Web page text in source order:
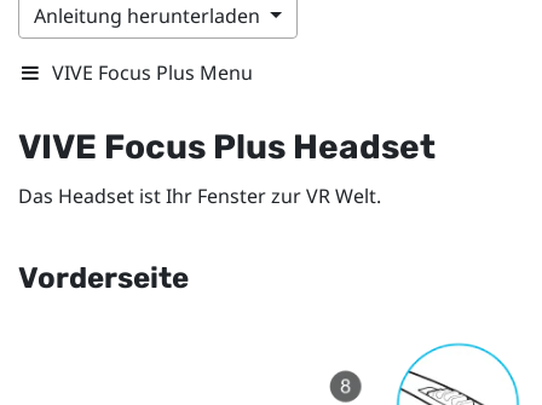
Anleitung herunterladen
VIVE Focus Plus Menu
VIVE Focus Plus Headset
Das Headset ist Ihr Fenster zur VR Welt.
Vorderseite